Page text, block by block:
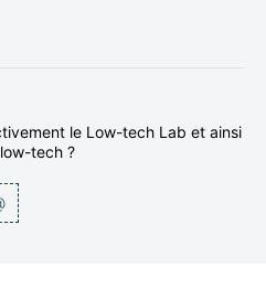
le Low-tech Lab et ainsi
tech ?